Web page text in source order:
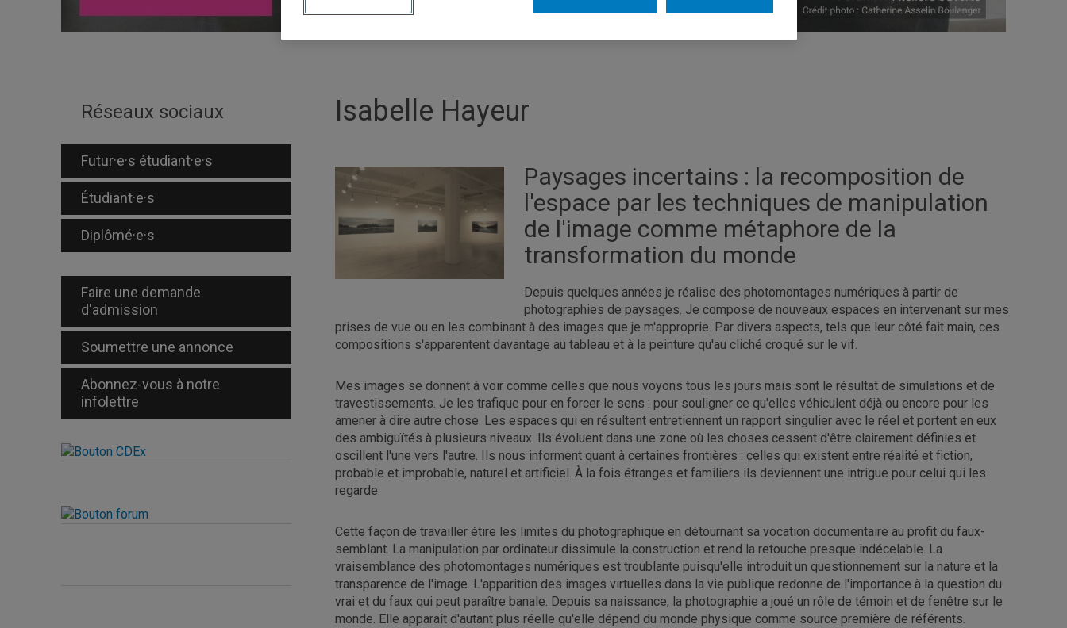
Réseaux sociaux
Futur·e·s étudiant·e·s
Étudiant·e·s
Diplômé·e·s
Faire une demande
d'admission
Soumettre une annonce
Abonnez-vous à notre
infolettre
Isabelle Hayeur
Paysages incertains : la recomposition de
l'espace par les techniques de manipulation
de l'image comme métaphore de la
transformation du monde
Depuis quelques années je réalise des photomontages numériques à partir de
photographies de paysages. Je compose de nouveaux espaces en intervenant sur mes
prises de vue ou en les combinant à des images que je m'approprie. Par divers aspects, tels que leur côté fait main, ces
compositions s'apparentent davantage au tableau et à la peinture qu'au cliché croqué sur le vif.
Mes images se donnent à voir comme celles que nous voyons tous les jours mais sont le résultat de simulations et de
travestissements. Je les trafique pour en forcer le sens : pour souligner ce qu'elles véhiculent déjà ou encore pour les
amener à dire autre chose. Les espaces qui en résultent entretiennent un rapport singulier avec le réel et portent en eux
des ambiguïtés à plusieurs niveaux. Ils évoluent dans une zone où les choses cessent d'être clairement définies et
oscillent l'une vers l'autre. Ils nous informent quant à certaines frontières : celles qui existent entre réalité et fiction,
probable et improbable, naturel et artificiel. À la fois étranges et familiers ils deviennent une intrigue pour celui qui les
regarde.
Cette façon de travailler étire les limites du photographique en détournant sa vocation documentaire au profit du faux-
semblant. La manipulation par ordinateur dissimule la construction et rend la retouche presque indécelable. La
vraisemblance des photomontages numériques est troublante puisqu'elle introduit un questionnement sur la nature et la
transparence de l'image. L'apparition des images virtuelles dans la vie publique redonne de l'importance à la question du
vrai et du faux qui peut paraître banale. Depuis sa naissance, la photographie a joué un rôle de témoin et de fenêtre sur le
monde. Elle apparaît d'autant plus réelle qu'elle dépend du monde physique comme source première de référents.